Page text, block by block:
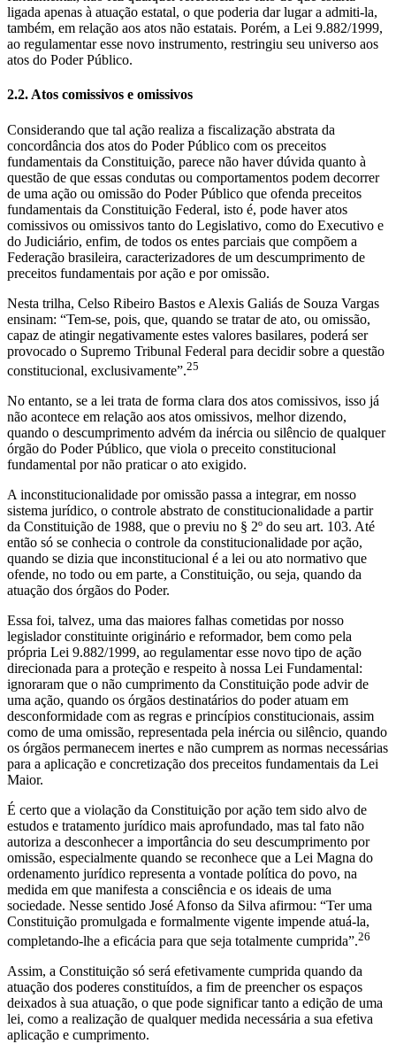
ligada apenas à atuação estatal, o que poderia dar lugar a admiti-la,
também, em relação aos atos não estatais. Porém, a Lei 9.882/1999,
ao regulamentar esse novo instrumento, restringiu seu universo aos
atos do Poder Público.
2.2. Atos comissivos e omissivos
Considerando que tal ação realiza a fiscalização abstrata da
concordância dos atos do Poder Público com os preceitos
fundamentais da Constituição, parece não haver dúvida quanto à
questão de que essas condutas ou comportamentos podem decorrer
de uma ação ou omissão do Poder Público que ofenda preceitos
fundamentais da Constituição Federal, isto é, pode haver atos
comissivos ou omissivos tanto do Legislativo, como do Executivo e
do Judiciário, enfim, de todos os entes parciais que compõem a
Federação brasileira, caracterizadores de um descumprimento de
preceitos fundamentais por ação e por omissão.
Nesta trilha, Celso Ribeiro Bastos e Alexis Galiás de Souza Vargas
ensinam: “Tem-se, pois, que, quando se tratar de ato, ou omissão,
capaz de atingir negativamente estes valores basilares, poderá ser
provocado o Supremo Tribunal Federal para decidir sobre a questão
constitucional, exclusivamente”.25
No entanto, se a lei trata de forma clara dos atos comissivos, isso já
não acontece em relação aos atos omissivos, melhor dizendo,
quando o descumprimento advém da inércia ou silêncio de qualquer
órgão do Poder Público, que viola o preceito constitucional
fundamental por não praticar o ato exigido.
A inconstitucionalidade por omissão passa a integrar, em nosso
sistema jurídico, o controle abstrato de constitucionalidade a partir
da Constituição de 1988, que o previu no § 2º do seu art. 103. Até
então só se conhecia o controle da constitucionalidade por ação,
quando se dizia que inconstitucional é a lei ou ato normativo que
ofende, no todo ou em parte, a Constituição, ou seja, quando da
atuação dos órgãos do Poder.
Essa foi, talvez, uma das maiores falhas cometidas por nosso
legislador constituinte originário e reformador, bem como pela
própria Lei 9.882/1999, ao regulamentar esse novo tipo de ação
direcionada para a proteção e respeito à nossa Lei Fundamental:
ignoraram que o não cumprimento da Constituição pode advir de
uma ação, quando os órgãos destinatários do poder atuam em
desconformidade com as regras e princípios constitucionais, assim
como de uma omissão, representada pela inércia ou silêncio, quando
os órgãos permanecem inertes e não cumprem as normas necessárias
para a aplicação e concretização dos preceitos fundamentais da Lei
Maior.
É certo que a violação da Constituição por ação tem sido alvo de
estudos e tratamento jurídico mais aprofundado, mas tal fato não
autoriza a desconhecer a importância do seu descumprimento por
omissão, especialmente quando se reconhece que a Lei Magna do
ordenamento jurídico representa a vontade política do povo, na
medida em que manifesta a consciência e os ideais de uma
sociedade. Nesse sentido José Afonso da Silva afirmou: “Ter uma
Constituição promulgada e formalmente vigente impende atuá-la,
completando-lhe a eficácia para que seja totalmente cumprida”.26
Assim, a Constituição só será efetivamente cumprida quando da
atuação dos poderes constituídos, a fim de preencher os espaços
deixados à sua atuação, o que pode significar tanto a edição de uma
lei, como a realização de qualquer medida necessária a sua efetiva
aplicação e cumprimento.